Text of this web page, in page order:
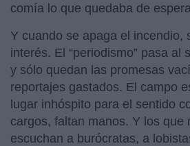
comía lo que quedaba de
Y cuando se apaga el incendio,
interés. El “periodismo” pasa al
y sólo quedan las promesas
reportajes gastados. El campo
lugar inhóspito para el sentido
cargos, faltan manos. Y los que
escuchan a burócratas, a